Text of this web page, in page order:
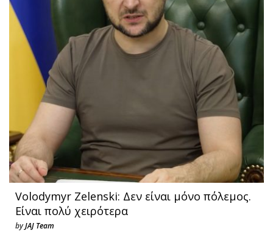
Volodymyr Zelenski: Δεν είναι μόνο πόλεμος.
Είναι πολύ χειρότερα
byJAJ Team